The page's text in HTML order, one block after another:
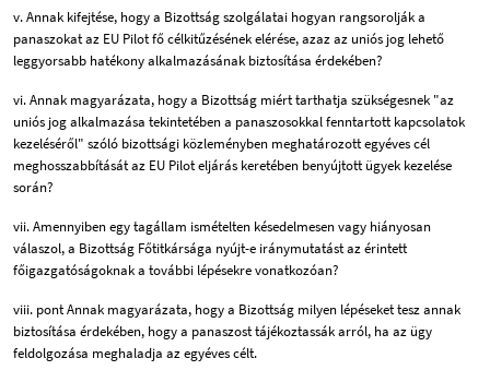
v. Annak kifejtése, hogy a Bizottság szolgálatai hogyan rangsorolják a
panaszokat az EU Pilot fő célkitűzésének elérése, azaz az uniós jog lehető
leggyorsabb hatékony alkalmazásának biztosítása érdekében?
vi. Annak magyarázata, hogy a Bizottság miért tarthatja szükségesnek "az
uniós jog alkalmazása tekintetében a panaszosokkal fenntartott kapcsolatok
kezeléséről" szóló bizottsági közleményben meghatározott egyéves cél
meghosszabbítását az EU Pilot eljárás keretében benyújtott ügyek kezelése
során?
vii. Amennyiben egy tagállam ismételten késedelmesen vagy hiányosan
válaszol, a Bizottság Főtitkársága nyújt-e iránymutatást az érintett
főigazgatóságoknak a további lépésekre vonatkozóan?
viii. pont Annak magyarázata, hogy a Bizottság milyen lépéseket tesz annak
biztosítása érdekében, hogy a panaszost tájékoztassák arról, ha az ügy
feldolgozása meghaladja az egyéves célt.